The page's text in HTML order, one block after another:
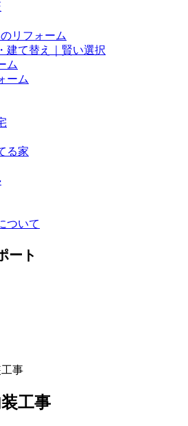
リフォーム
建て替え｜賢い選択
ム
ーム
る家
ついて
ート
事
工事